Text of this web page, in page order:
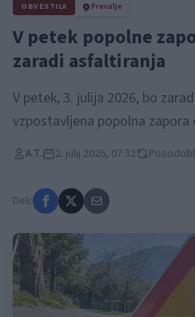
OBVESTILA Prevalje
V petek popolne
zaradi asfaltiranja
V petek, 3. julija 2026, bo
vzpostavljena popolna zapora
A.T. 2. julij 2026, 07:32
Deli: